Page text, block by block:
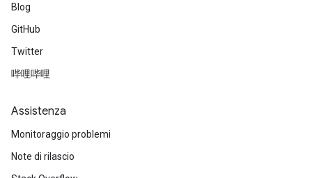
Blog
GitHub
Twitter
哔哩哔哩
Assistenza
Monitoraggio problemi
Note di rilascio